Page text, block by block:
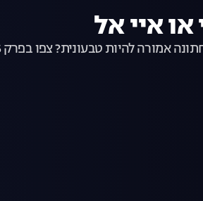
להיות טבעונית? צפו בפרק 6 של שמחות